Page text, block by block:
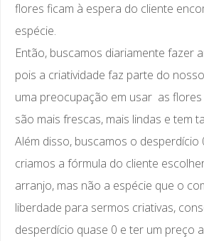
flores ficam à espera do cliente
espécie.
Então, buscamos diariamente fazer
pois a criatividade faz parte do
uma preocupação em usar as
são mais frescas, mais lindas e tem
Além disso, buscamos o desperdício
criamos a fórmula do cliente
arranjo, mas não a espécie que o
liberdade para sermos criativas,
desperdício quase 0 e ter um preço